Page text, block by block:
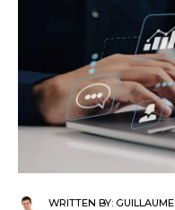
WRITTEN BY: GUILLAUME